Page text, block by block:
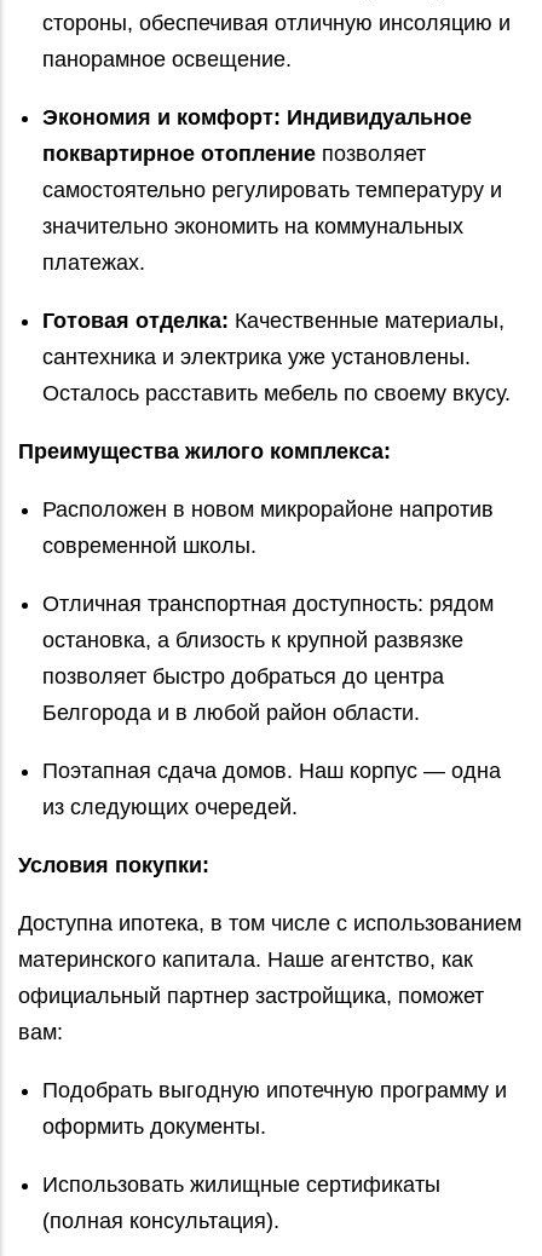
стороны, обеспечивая отличную инсоляцию и
панорамное освещение.
Экономия и комфорт: Индивидуальное
поквартирное отопление позволяет
самостоятельно регулировать температуру и
значительно экономить на коммунальных
платежах.
Готовая отделка: Качественные материалы,
сантехника и электрика уже установлены.
Осталось расставить мебель по своему вкусу.
Преимущества жилого комплекса:
Расположен в новом микрорайоне напротив
современной школы.
Отличная транспортная доступность: рядом
остановка, а близость к крупной развязке
позволяет быстро добраться до центра
Белгорода и в любой район области.
Поэтапная сдача домов. Наш корпус — одна
из следующих очередей.
Условия покупки:
Доступна ипотека, в том числе с использованием
материнского капитала. Наше агентство, как
официальный партнер застройщика, поможет
вам:
Подобрать выгодную ипотечную программу и
оформить документы.
Использовать жилищные сертификаты
(полная консультация).